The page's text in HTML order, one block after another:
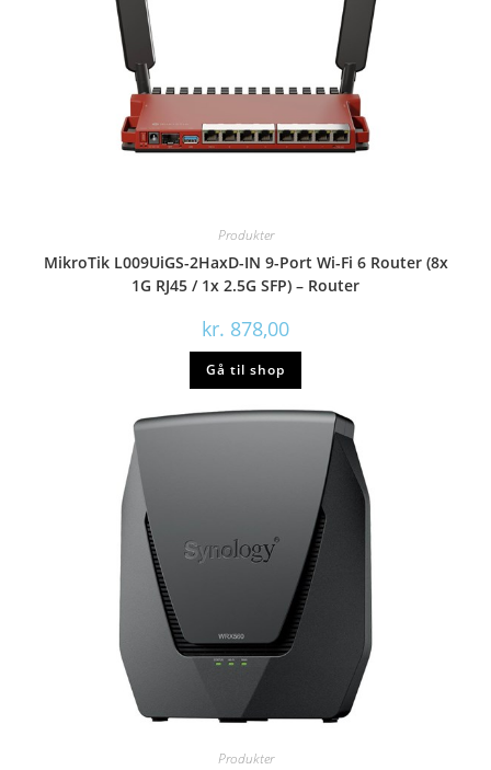
Produkter
MikroTik L009UiGS-2HaxD-IN 9-Port Wi-Fi 6 Router (8x
1G RJ45 / 1x 2.5G SFP) – Router
kr. 878,00
Gå til shop
Produkter